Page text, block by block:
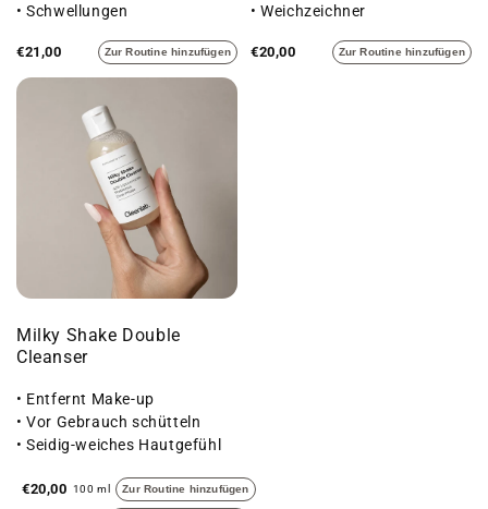
• Schwellungen
€21,00 Zur Routine hinzufügen
• Weichzeichner
€20,00 Zur Routine hinzufügen
Milky Shake Double
Cleanser
• Entfernt Make-up
• Vor Gebrauch schütteln
• Seidig-weiches Hautgefühl
€20,00 100 ml Zur Routine hinzufügen